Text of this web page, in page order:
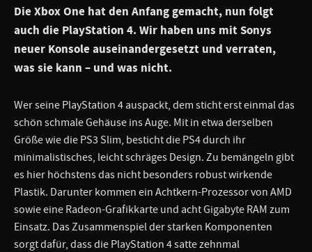
Die Xbox One hat den Anfang gemacht, nun folgt
auch die PlayStation 4. Wir haben uns mit Sonys
neuer Konsole auseinandergesetzt und verraten,
was sie kann – und was nicht.
Wer seine PlayStation 4 auspackt, dem sticht erst einmal das
schön schmale Gehäuse ins Auge. Mit in etwa derselben
Größe wie die PS3 Slim, besticht die PS4 durch ihr
minimalistisches, leicht schräges Design. Zu bemängeln gibt
es hier höchstens das nicht besonders robust wirkende
Plastik. Darunter kommen ein Achtkern-Prozessor von AMD
sowie eine Radeon-Grafikkarte und acht Gigabyte RAM zum
Einsatz. Das Zusammenspiel der starken Komponenten
sorgt dafür, dass die PlayStation 4 satte zehnmal